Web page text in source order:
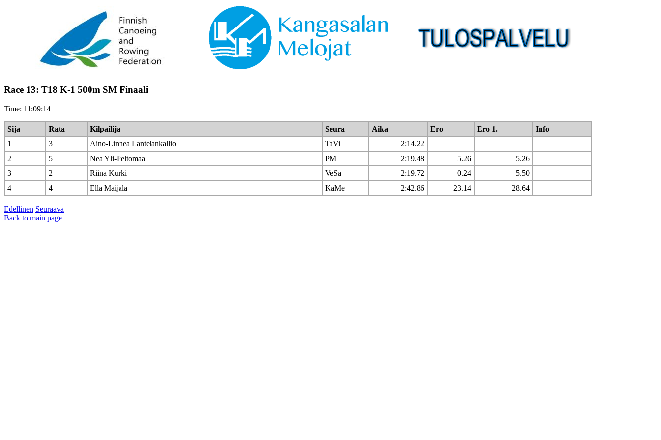
Race 13: T18 K-1 500m SM Finaali
Time: 11:09:14
Sija Rata Kilpailija Seura Aika Ero Ero 1.
Info
1
3 Aino-Linnea Lantelankallio TaVi
2:14.22
2
5 Nea Yli-Peltomaa PM 2:19.48 5.26
5.26
3
2 Riina Kurki VeSa 2:19.72 0.24
5.50
4
4 Ella Maijala KaMe 2:42.86 23.14 28.64
Edellinen Seuraava
Back to main page